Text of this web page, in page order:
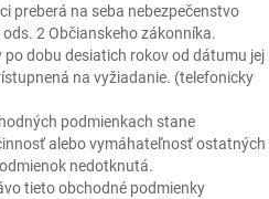
preberá na seba nebezpečenstvo
2 Občianskeho zákonníka.
dobu desiatich rokov od dátumu jej
na vyžiadanie. (telefonicky
podmienkach stane
alebo vymáhateľnosť ostatných
nedotknutá.
tieto obchodné podmienky